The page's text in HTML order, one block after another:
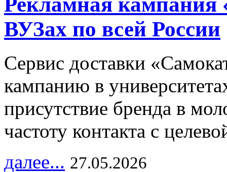
ВУЗах по всей России
Сервис доставки
кампанию в
присутствие бренда в
частоту контакта с
далее... 27.05.2026